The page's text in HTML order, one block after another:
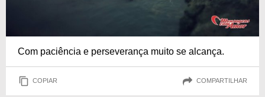
Com paciência e perseverança muito se alcança.
COPIAR COMPARTILHAR